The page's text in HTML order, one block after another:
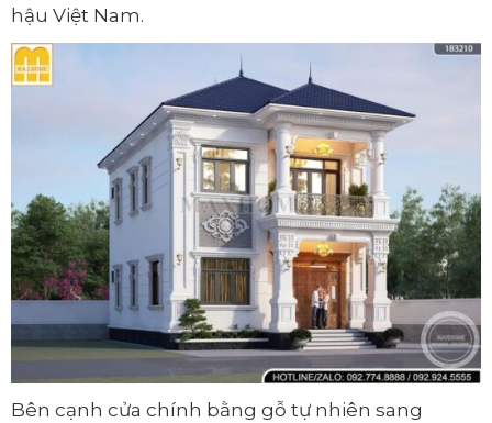
hậu Việt Nam.
Bên cạnh cửa chính bằng gỗ tự nhiên sang